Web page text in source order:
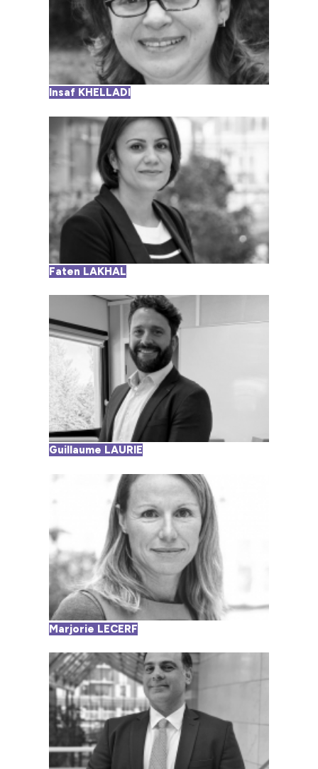
Insaf KHELLADI
Faten LAKHAL
Guillaume LAURIE
Marjorie LECERF